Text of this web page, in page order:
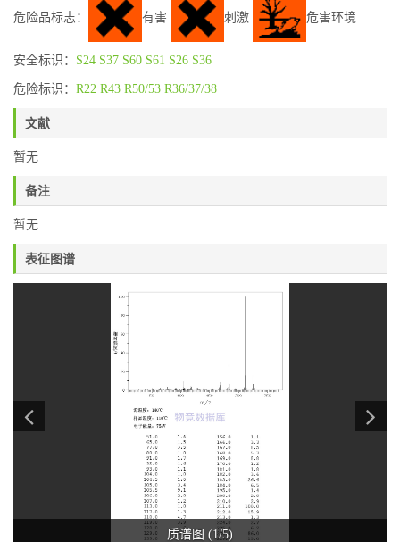
危险品标志： 有害 刺激 危害环境
安全标识： S24 S37 S60 S61 S26 S36
危险标识： R22 R43 R50/53 R36/37/38
文献
暂无
备注
暂无
表征图谱
质谱图 (1/5)